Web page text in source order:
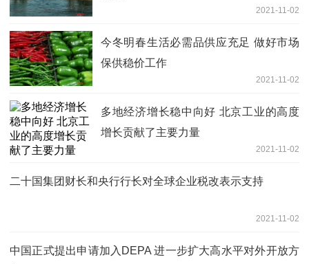
2021-11-02
今冬明春生活必需品供应充足 做好市场
保供稳价工作
2021-11-02
多地经济增长稳中向好 北京工业的高度
增长贡献了主要力量
2021-11-02
二十国集团财长和央行行长对全球企业税改表示支持
2021-11-02
中国正式提出申请加入DEPA 进一步扩大高水平对外开放方